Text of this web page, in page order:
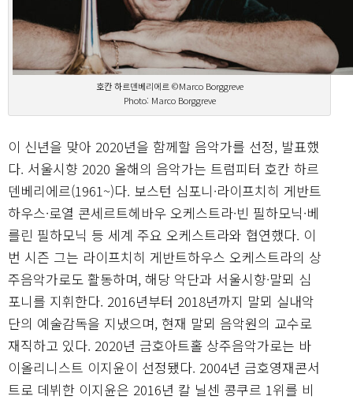
호칸 하르덴베리에르 ©Marco Borggreve
Photo: Marco Borggreve
이 신년을 맞아 2020년을 함께할 음악가를 선정, 발표했
다. 서울시향 2020 올해의 음악가는 트럼피터 호칸 하르
덴베리에르(1961~)다. 보스턴 심포니·라이프치히 게반트
하우스·로열 콘세르트헤바우 오케스트라·빈 필하모닉·베
를린 필하모닉 등 세계 주요 오케스트라와 협연했다. 이
번 시즌 그는 라이프치히 게반트하우스 오케스트라의 상
주음악가로도 활동하며, 해당 악단과 서울시향·말뫼 심
포니를 지휘한다. 2016년부터 2018년까지 말뫼 실내악
단의 예술감독을 지냈으며, 현재 말뫼 음악원의 교수로
재직하고 있다. 2020년 금호아트홀 상주음악가로는 바
이올리니스트 이지윤이 선정됐다. 2004년 금호영재콘서
트로 데뷔한 이지윤은 2016년 칼 닐센 콩쿠르 1위를 비